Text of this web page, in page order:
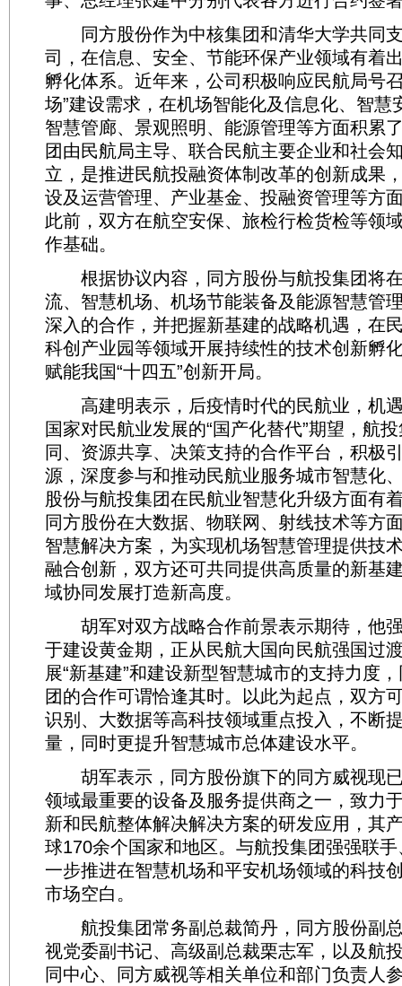
同方股份作为中核集团和清华大学共同
司，在信息、安全、节能环保产业领域有着
孵化体系。近年来，公司积极响应民航局号
场”建设需求，在机场智能化及信息化、智慧
智慧管廊、景观照明、能源管理等方面积累
团由民航局主导、联合民航主要企业和社会
立，是推进民航投融资体制改革的创新成果
设及运营管理、产业基金、投融资管理等方
此前，双方在航空安保、旅检行检货检等领
作基础。
根据协议内容，同方股份与航投集团将
流、智慧机场、机场节能装备及能源智慧管
深入的合作，并把握新基建的战略机遇，在
科创产业园等领域开展持续性的技术创新孵
赋能我国“十四五”创新开局。
高建明表示，后疫情时代的民航业，机
国家对民航业发展的“国产化替代”期望，航
同、资源共享、决策支持的合作平台，积极
源，深度参与和推动民航业服务城市智慧化
股份与航投集团在民航业智慧化升级方面有
同方股份在大数据、物联网、射线技术等方
智慧解决方案，为实现机场智慧管理提供技
融合创新，双方还可共同提供高质量的新基
域协同发展打造新高度。
胡军对双方战略合作前景表示期待，他
于建设黄金期，正从民航大国向民航强国过
展“新基建”和建设新型智慧城市的支持力度
团的合作可谓恰逢其时。以此为起点，双方
识别、大数据等高科技领域重点投入，不断
量，同时更提升智慧城市总体建设水平。
胡军表示，同方股份旗下的同方威视现
领域最重要的设备及服务提供商之一，致力
新和民航整体解决解决方案的研发应用，其
球170余个国家和地区。与航投集团强强联
一步推进在智慧机场和平安机场领域的科技
市场空白。
航投集团常务副总裁简丹，同方股份副
视党委副书记、高级副总裁栗志军，以及航
同中心、同方威视等相关单位和部门负责人